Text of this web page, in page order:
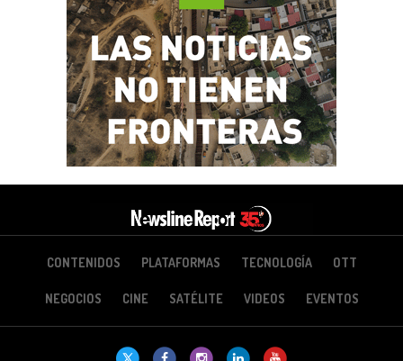
CONTENIDOS PLATAFORMAS TECNOLOGÍA OTT
NEGOCIOS CINE SATÉLITE VIDEOS EVENTOS